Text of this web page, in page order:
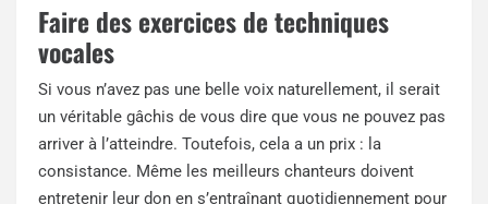
Faire des exercices de techniques
vocales
Si vous n’avez pas une belle voix naturellement, il serait
un véritable gâchis de vous dire que vous ne pouvez pas
arriver à l’atteindre. Toutefois, cela a un prix : la
consistance. Même les meilleurs chanteurs doivent
entretenir leur don en s’entraînant quotidiennement pour